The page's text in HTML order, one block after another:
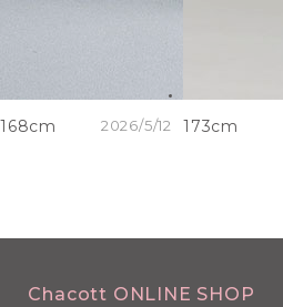
168cm 2026/5/12 173cm
Chacott ONLINE SHOP